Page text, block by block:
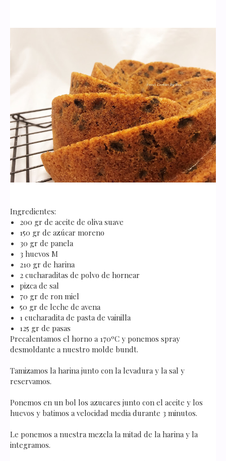
Ingredientes:
200 gr de aceite de oliva suave
150 gr de azúcar moreno
30 gr de panela
3 huevos M
210 gr de harina
2 cucharaditas de polvo de hornear
pizca de sal
70 gr de ron miel
50 gr de leche de avena
1 cucharadita de pasta de vainilla
125 gr de pasas
Precalentamos el horno a 170ºC y ponemos spray
desmoldante a nuestro molde bundt.
Tamizamos la harina junto con la levadura y la sal y
reservamos.
Ponemos en un bol los azucares junto con el aceite y los
huevos y batimos a velocidad media durante 3 minutos.
Le ponemos a nuestra mezcla la mitad de la harina y la
integramos.